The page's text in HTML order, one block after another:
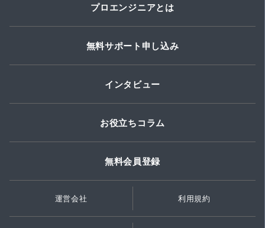
プロエンジニアとは
無料サポート申し込み
インタビュー
お役立ちコラム
無料会員登録
運営会社 利用規約